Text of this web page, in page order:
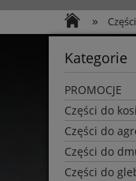
»
Kategorie
PROMOCJE
Części do
Części do
Części do
Części do